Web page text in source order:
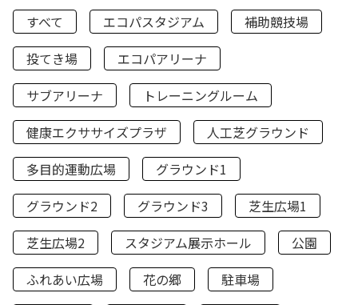
すべて エコパスタジアム
補助競技場
投てき場
エコパアリーナ
サブアリーナ
トレーニングルーム
健康エクササイズプラザ
人工芝グラウンド
多目的運動広場
グラウンド1
グラウンド2
グラウンド3
芝生広場1
芝生広場2
スタジアム展示ホール
公園
ふれあい広場
花の郷
駐車場